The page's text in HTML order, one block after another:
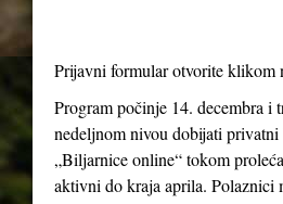
Prijavni formular otvorite klikom
Program počinje 14. decembra i
nedeljnom nivou dobijati
„Biljarnice online“ tokom
aktivni do kraja aprila. Polaznici